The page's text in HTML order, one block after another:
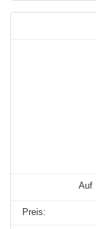
Auf